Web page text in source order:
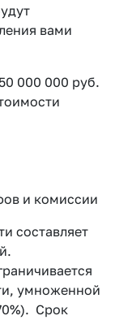
вами
000 000 руб.
и комиссии
составляет
умноженной
Срок